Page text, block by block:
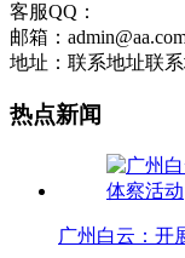
客服QQ：
邮箱：
地址：联系地址联
热点新闻
广州白云：开